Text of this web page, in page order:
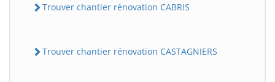
Trouver chantier rénovation CABRIS
Trouver chantier rénovation CASTAGNIERS